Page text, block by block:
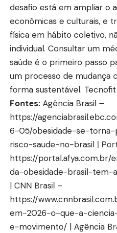
desafio está em ampliar o
econômicas e culturais, e
física em hábito coletivo,
individual. Consultar um
saúde é o primeiro passo
um processo de mudança
forma sustentável. Tecnofit
Fontes: Agência Brasil –
https://
6-05/obesidade-se-
risco-saude-no-brasil |
https://portal.afya.com.br/
da-obesidade-brasil-tem-
| CNN Brasil –
https://
em-2026-o-que-a-
e-movimento/ | Agência